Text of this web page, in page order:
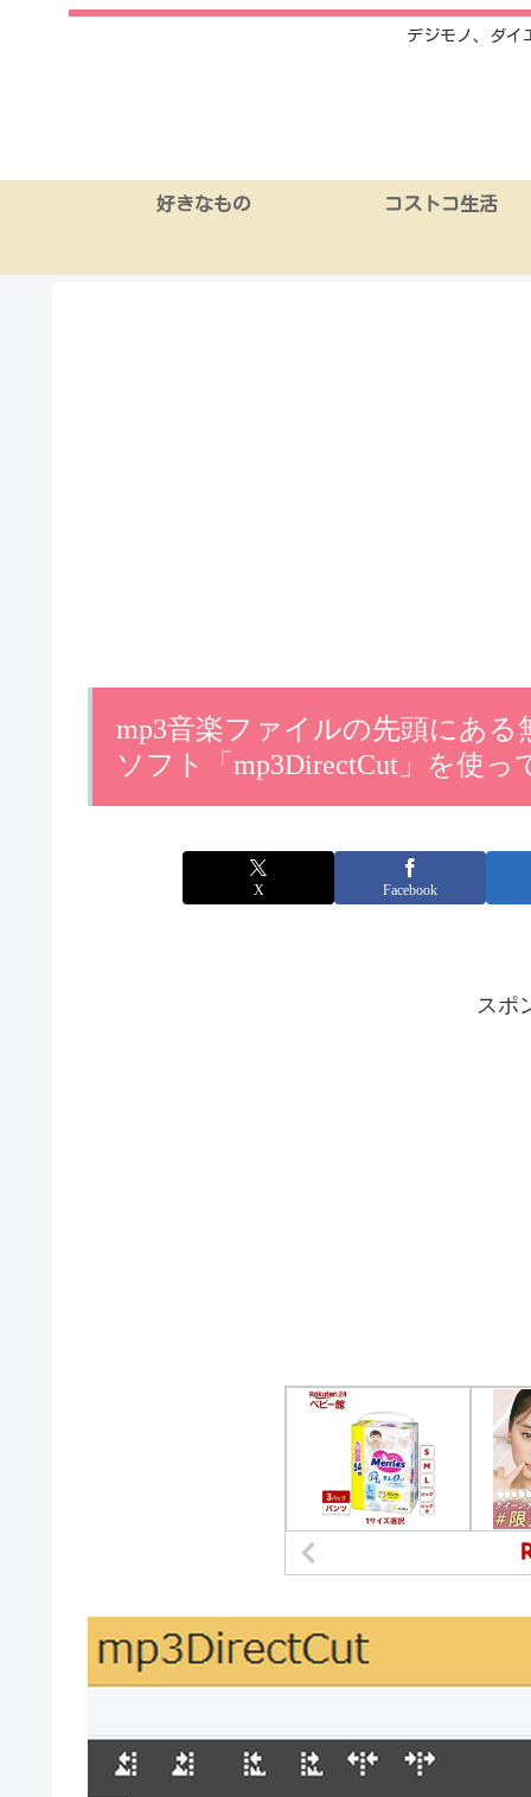
デジモノ、ダイ
好きなもの コストコ生活
mp3音楽ファイルの先頭にあ
ソフト「mp3DirectCut」を使っ
X Facebook
スポ